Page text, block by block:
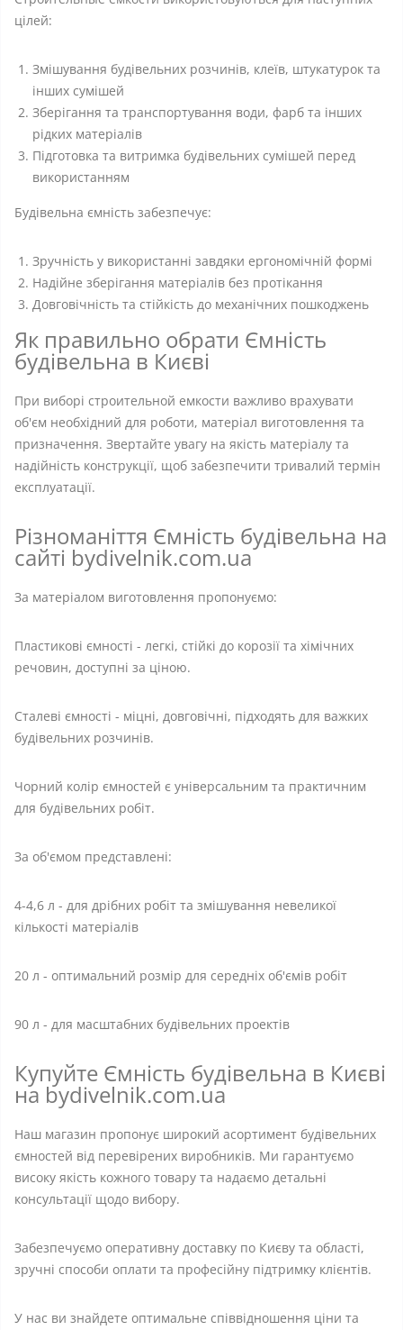
цілей:
Змішування будівельних розчинів, клеїв, штукатурок та
інших сумішей
Зберігання та транспортування води, фарб та інших
рідких матеріалів
Підготовка та витримка будівельних сумішей перед
використанням
Будівельна ємність забезпечує:
Зручність у використанні завдяки ергономічній формі
Надійне зберігання матеріалів без протікання
Довговічність та стійкість до механічних пошкоджень
Як правильно обрати Ємність
будівельна в Києві
При виборі строительной емкости важливо врахувати
об'єм необхідний для роботи, матеріал виготовлення та
призначення. Звертайте увагу на якість матеріалу та
надійність конструкції, щоб забезпечити тривалий термін
експлуатації.
Різноманіття Ємність будівельна на
сайті bydivelnik.com.ua
За матеріалом виготовлення пропонуємо:
Пластикові ємності - легкі, стійкі до корозії та хімічних
речовин, доступні за ціною.
Сталеві ємності - міцні, довговічні, підходять для важких
будівельних розчинів.
Чорний колір ємностей є універсальним та практичним
для будівельних робіт.
За об'ємом представлені:
4-4,6 л - для дрібних робіт та змішування невеликої
кількості матеріалів
20 л - оптимальний розмір для середніх об'ємів робіт
90 л - для масштабних будівельних проектів
Купуйте Ємність будівельна в Києві
на bydivelnik.com.ua
Наш магазин пропонує широкий асортимент будівельних
ємностей від перевірених виробників. Ми гарантуємо
високу якість кожного товару та надаємо детальні
консультації щодо вибору.
Забезпечуємо оперативну доставку по Києву та області,
зручні способи оплати та професійну підтримку клієнтів.
У нас ви знайдете оптимальне співвідношення ціни та